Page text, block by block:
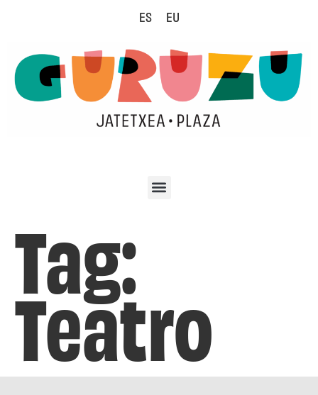
ES EU
Tag:
Teatro